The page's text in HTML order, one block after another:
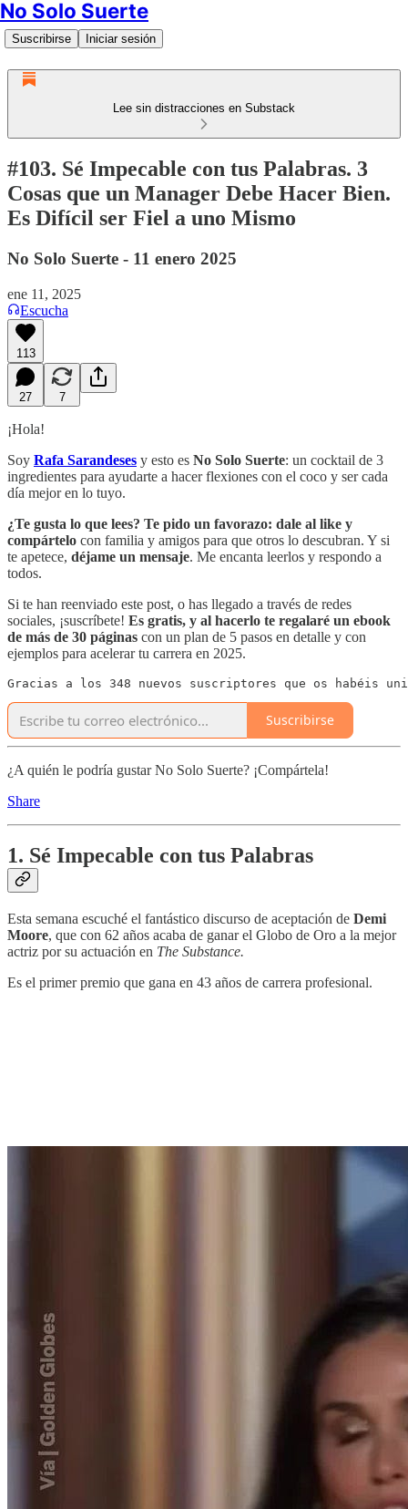
No Solo Suerte
Suscribirse Iniciar sesión
Lee sin distracciones en Substack
#103. Sé Impecable con tus Palabras. 3
Cosas que un Manager Debe Hacer Bien.
Es Difícil ser Fiel a uno Mismo
No Solo Suerte - 11 enero 2025
ene 11, 2025
Escucha
113
27 7
¡Hola!
Soy Rafa Sarandeses y esto es No Solo Suerte: un cocktail de 3
ingredientes para ayudarte a hacer flexiones con el coco y ser cada
día mejor en lo tuyo.
¿Te gusta lo que lees? Te pido un favorazo: dale al like y
compártelo con familia y amigos para que otros lo descubran. Y si
te apetece, déjame un mensaje. Me encanta leerlos y respondo a
todos.
Si te han reenviado este post, o has llegado a través de redes
sociales, ¡suscríbete! Es gratis, y al hacerlo te regalaré un ebook
de más de 30 páginas con un plan de 5 pasos en detalle y con
ejemplos para acelerar tu carrera en 2025.
Gracias a los 348 nuevos suscriptores que os habéis
Suscribirse
¿A quién le podría gustar No Solo Suerte? ¡Compártela!
Share
1. Sé Impecable con tus Palabras
Esta semana escuché el fantástico discurso de aceptación de Demi
Moore, que con 62 años acaba de ganar el Globo de Oro a la mejor
actriz por su actuación en The Substance.
Es el primer premio que gana en 43 años de carrera profesional.